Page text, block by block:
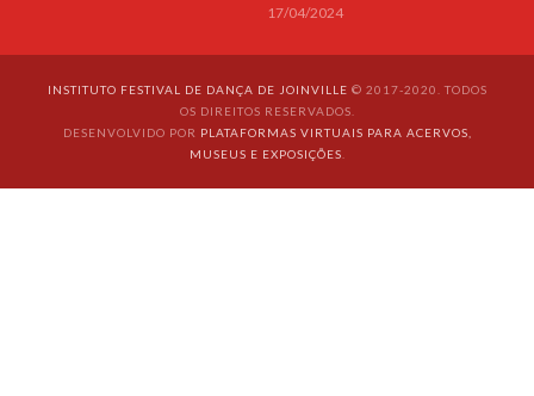
17/04/2024
INSTITUTO FESTIVAL DE DANÇA DE JOINVILLE © 2017-2020. TODOS
OS DIREITOS RESERVADOS.
DESENVOLVIDO POR PLATAFORMAS VIRTUAIS PARA ACERVOS,
MUSEUS E EXPOSIÇÕES